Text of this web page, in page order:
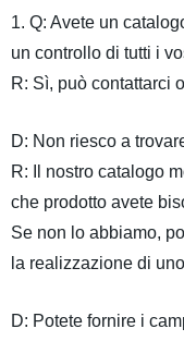
1. Q: Avete un
un controllo di tutti i
R: Sì, può contattarci
D: Non riesco a
R: Il nostro catalogo
che prodotto avete
Se non lo abbiamo,
la realizzazione di
D: Potete fornire i